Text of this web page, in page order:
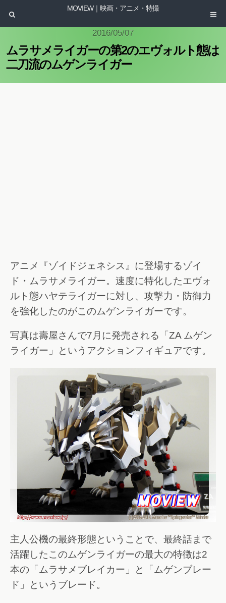
MOVIEW｜映画・アニメ・特撮
2016/05/07
ムラサメライガーの第2のエヴォルト態は
二刀流のムゲンライガー
アニメ『ゾイドジェネシス』に登場するゾイ
ド・ムラサメライガー。速度に特化したエヴォ
ルト態ハヤテライガーに対し、攻撃力・防御力
を強化したのがこのムゲンライガーです。
写真は壽屋さんで7月に発売される「ZA ムゲン
ライガー」というアクションフィギュアです。
主人公機の最終形態ということで、最終話まで
活躍したこのムゲンライガーの最大の特徴は2
本の「ムラサメブレイカー」と「ムゲンブレー
ド」というブレード。